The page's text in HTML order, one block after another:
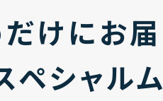
だけにお届
ペシャルム